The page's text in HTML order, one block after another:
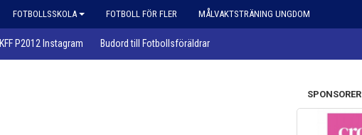
FOTBOLLSSKOLA FOTBOLL FÖR FLER MÅLVAKTSTRÄNING UNGDOM
KFF P2012 Instagram Budord till Fotbollsföräldrar
SPONSORER